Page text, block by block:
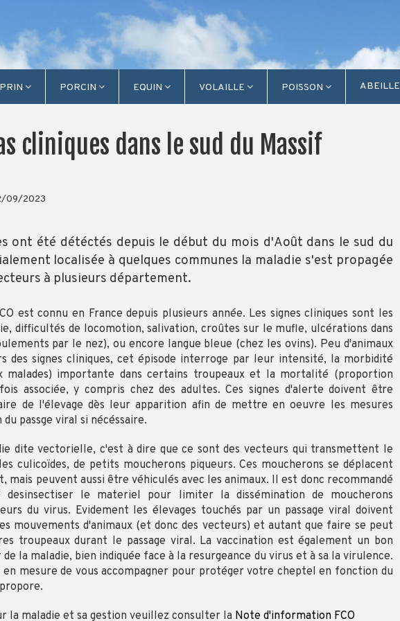
PORCIN EQUIN VOLAILLE POISSON ABEILLE
cliniques dans le sud du Massif
09/2023
ont été détéctés depuis le début du mois d'Août dans le sud du
localisée à quelques communes la maladie s'est propagée
à plusieurs département.
est connu en France depuis plusieurs année. Les signes cliniques sont les
difficultés de locomotion, salivation, croûtes sur le mufle, ulcérations dans
par le nez), ou encore langue bleue (chez les ovins). Peu d'animaux
des signes cliniques, cet épisode interroge par leur intensité, la morbidité
malades) importante dans certains troupeaux et la mortalité (proportion
associée, y compris chez des adultes. Ces signes d'alerte doivent être
de l'élevage dès leur apparition afin de mettre en oeuvre les mesures
passge viral si nécéssaire.
dite vectorielle, c'est à dire que ce sont des vecteurs qui transmettent le
culicoïdes, de petits moucherons piqueurs. Ces moucherons se déplacent
mais peuvent aussi être véhiculés avec les animaux. Il est donc recommandé
le materiel pour limiter la dissémination de moucherons
du virus. Evidement les élevages touchés par un passage viral doivent
mouvements d'animaux (et donc des vecteurs) et autant que faire se peut
troupeaux durant le passage viral. La vaccination est également un bon
la maladie, bien indiquée face à la resurgeance du virus et à sa la virulence.
mesure de vous accompagner pour protéger votre cheptel en fonction du
la maladie et sa gestion veuillez consulter la Note d'information FCO